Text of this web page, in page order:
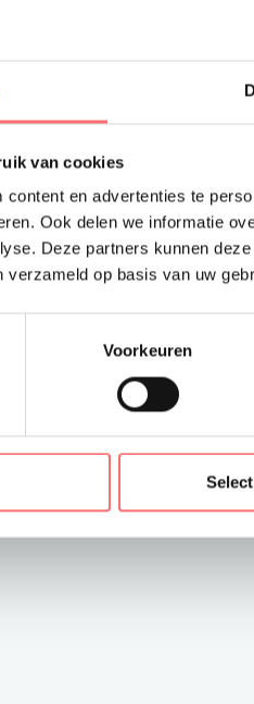
van cookies
content en advertenties te
Ook delen we informatie
Deze partners kunnen
verzameld op basis van uw
Voorkeuren
hoeveel vrouwen en hun
meer retourneren en het
kan worden.
personeelswisselingen gaat
wenst te houden of
en formaat. Er wordt
wordt overgegaan tot
maak je de bestelling
hebt wanneer je de